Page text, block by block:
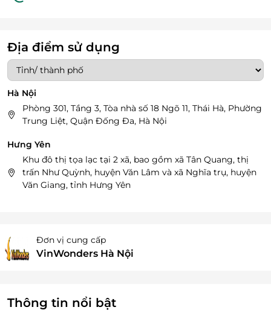
Địa điểm sử dụng
Hà Nội
Phòng 301, Tầng 3, Tòa nhà số 18 Ngõ 11, Thái Hà, Phường
Trung Liệt, Quận Đống Đa, Hà Nội
Hưng Yên
Khu đô thị tọa lạc tại 2 xã, bao gồm xã Tân Quang, thị
trấn Như Quỳnh, huyện Văn Lâm và xã Nghĩa trụ, huyện
Văn Giang, tỉnh Hưng Yên
Đơn vị cung cấp
VinWonders Hà Nội
Thông tin nổi bật